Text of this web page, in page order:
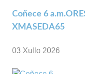
Coñece 6
XMASEDA65
03 Xullo 2026